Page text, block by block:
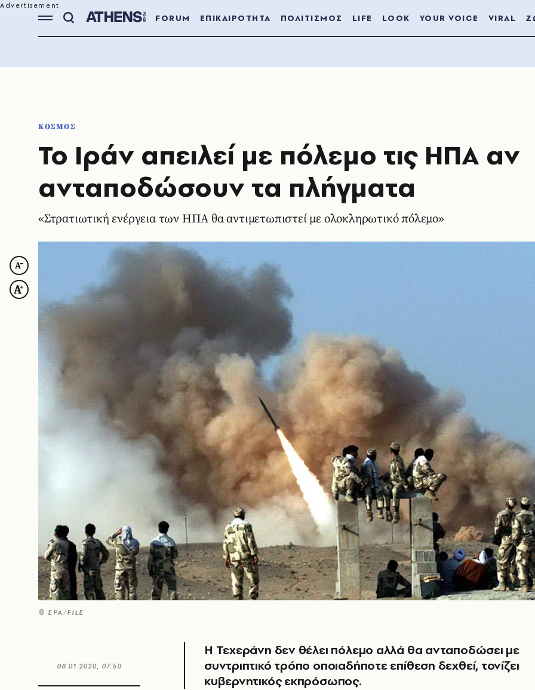
FORUM ΕΠΙΚΑΙΡΟΤΗΤΑ ΠΟΛΙΤΙΣΜΟΣ LIFE LOOK YOUR VOICE VIRAL
ΚΟΣΜΟΣ
Το Ιράν απειλεί με πόλεμο τις ΗΠΑ αν
ανταποδώσουν τα πλήγματα
«Στρατιωτική ενέργεια των ΗΠΑ θα αντιμετωπιστεί με ολοκληρωτικό πόλεμο»
© EPA/FILE
08.01.2020, 07:50
Η Τεχεράνη δεν θέλει πόλεμο αλλά θα ανταποδώσει με
συντριπτικό τρόπο οποιαδήποτε επίθεση δεχθεί, τονίζει
κυβερνητικός εκπρόσωπος.